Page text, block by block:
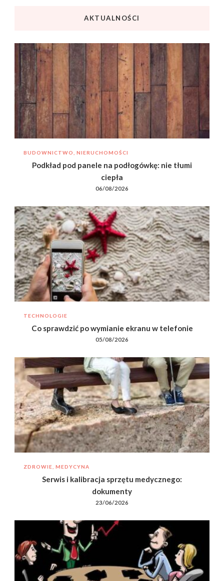
AKTUALNOŚCI
BUDOWNICTWO, NIERUCHOMOŚCI
Podkład pod panele na podłogówkę: nie tłumi
ciepła
06/08/2026
TECHNOLOGIE
Co sprawdzić po wymianie ekranu w telefonie
05/08/2026
ZDROWIE, MEDYCYNA
Serwis i kalibracja sprzętu medycznego:
dokumenty
23/06/2026